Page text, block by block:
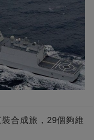
合成旅，29個夠維